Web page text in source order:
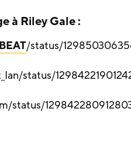
à Riley Gale :
/status/
status/
status/